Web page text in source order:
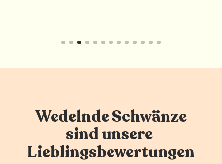
Wedelnde Schwänze
sind unsere
Lieblingsbewertungen